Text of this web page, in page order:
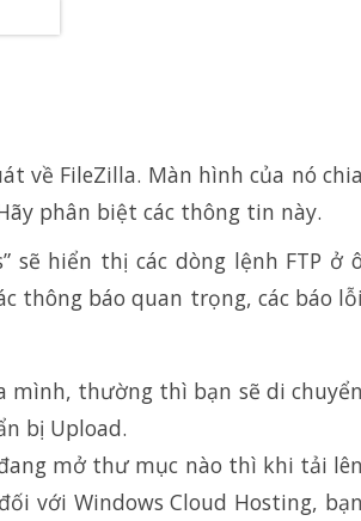
về FileZilla. Màn hình của nó chia
phân biệt các thông tin này.
sẽ hiển thị các dòng lệnh FTP ở ô
thông báo quan trọng, các báo lỗi
mình, thường thì bạn sẽ di chuyển
bị Upload.
mở thư mục nào thì khi tải lên
với Windows Cloud Hosting, bạn